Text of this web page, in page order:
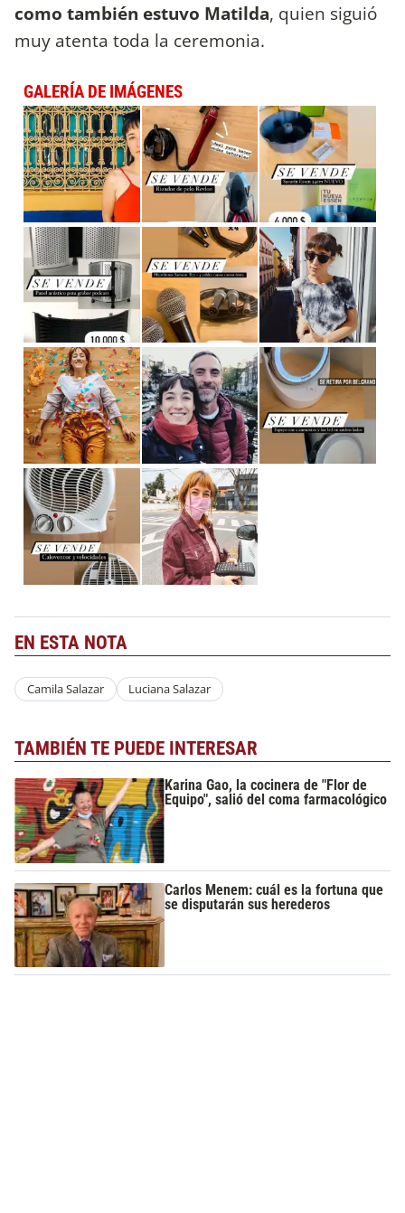
como también estuvo Matilda, quien siguió
muy atenta toda la ceremonia.
GALERÍA DE IMÁGENES
EN ESTA NOTA
Camila Salazar Luciana Salazar
TAMBIÉN TE PUEDE INTERESAR
Karina Gao, la cocinera de "Flor de
Equipo", salió del coma farmacológico
Carlos Menem: cuál es la fortuna que
se disputarán sus herederos